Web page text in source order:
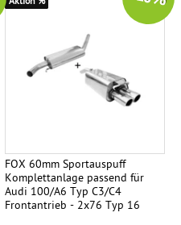
FOX 60mm Sportauspuff
Komplettanlage passend für
Audi 100/A6 Typ C3/C4
Frontantrieb - 2x76 Typ 16